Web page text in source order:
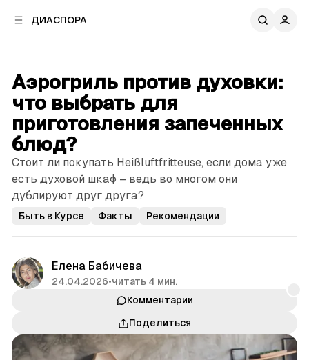
ДИАСПОРА
Аэрогриль против духовки:
что выбрать для
приготовления запеченных
блюд?
Стоит ли покупать Heißluftfritteuse, если дома уже
есть духовой шкаф – ведь во многом они
дублируют друг друга?
Быть в Курсе Факты Рекомендации
Елена Бабичева
24.04.2026•читать 4 мин.
Комментарии
Поделиться